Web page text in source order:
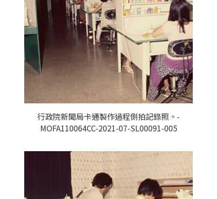
行政院新聞局卡通製作過程側拍記錄照。-
MOFA110064CC-2021-07-SL00091-005